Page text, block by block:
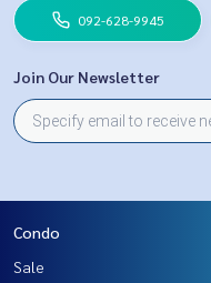
092-628-9945
Join Our Newsletter
Condo
Sale